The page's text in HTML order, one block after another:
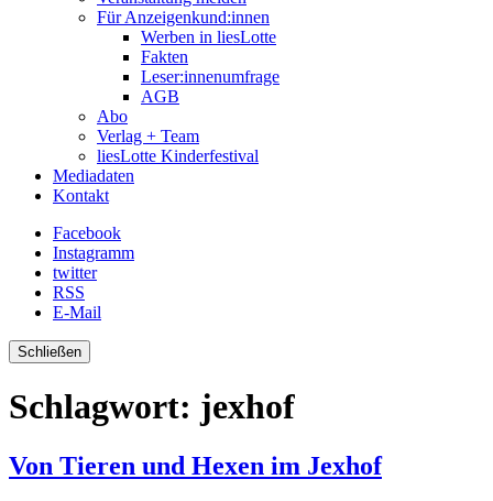
Für Anzeigenkund:innen
Werben in liesLotte
Fakten
Leser:innenumfrage
AGB
Abo
Verlag + Team
liesLotte Kinderfestival
Mediadaten
Kontakt
Facebook
Instagramm
twitter
RSS
E-Mail
Schließen
Schlagwort: jexhof
Von Tieren und Hexen im Jexhof